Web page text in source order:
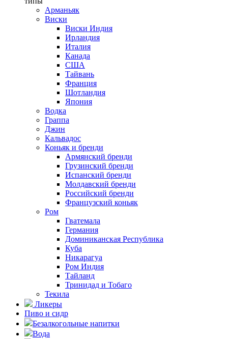
Арманьяк
Виски
Виски Индия
Ирландия
Италия
Канада
США
Тайвань
Франция
Шотландия
Япония
Водка
Граппа
Джин
Кальвадос
Коньяк и бренди
Армянский бренди
Грузинский бренди
Испанский бренди
Молдавский бренди
Российский бренди
Французский коньяк
Ром
Гватемала
Германия
Доминиканская Республика
Куба
Никарагуа
Ром Индия
Тайланд
Тринидад и Тобаго
Текила
Ликеры
Пиво и сидр
Безалкогольные напитки
Вода